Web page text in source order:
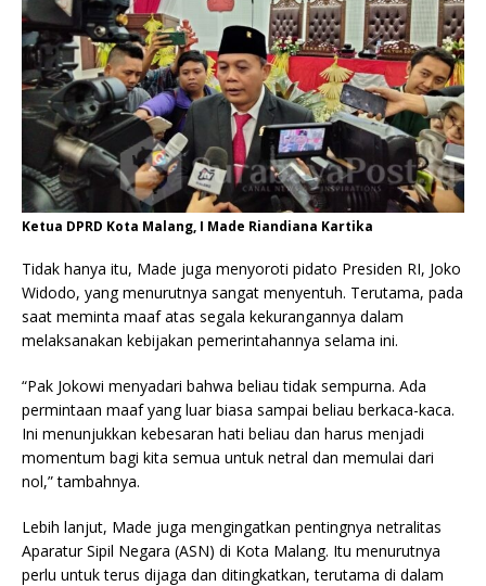
Ketua DPRD Kota Malang, I Made Riandiana Kartika
Tidak hanya itu, Made juga menyoroti pidato Presiden RI, Joko
Widodo, yang menurutnya sangat menyentuh. Terutama, pada
saat meminta maaf atas segala kekurangannya dalam
melaksanakan kebijakan pemerintahannya selama ini.
“Pak Jokowi menyadari bahwa beliau tidak sempurna. Ada
permintaan maaf yang luar biasa sampai beliau berkaca-kaca.
Ini menunjukkan kebesaran hati beliau dan harus menjadi
momentum bagi kita semua untuk netral dan memulai dari
nol,” tambahnya.
Lebih lanjut, Made juga mengingatkan pentingnya netralitas
Aparatur Sipil Negara (ASN) di Kota Malang. Itu menurutnya
perlu untuk terus dijaga dan ditingkatkan, terutama di dalam